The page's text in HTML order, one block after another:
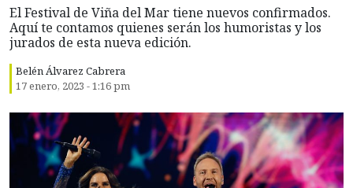
El Festival de Viña del Mar tiene nuevos confirmados.
Aquí te contamos quienes serán los humoristas y los
jurados de esta nueva edición.
Belén Álvarez Cabrera
17 enero, 2023 - 1:16 pm